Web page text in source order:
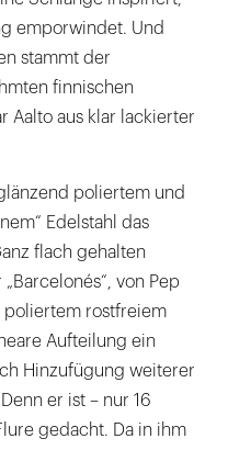
emporwindet. Und
stammt der
finnischen
Aalto aus klar lackierter
poliertem und
Edelstahl das
flach gehalten
von Pep
poliertem rostfreiem
Aufteilung ein
Hinzufügung weiterer
er ist – nur 16
gedacht. Da in ihm